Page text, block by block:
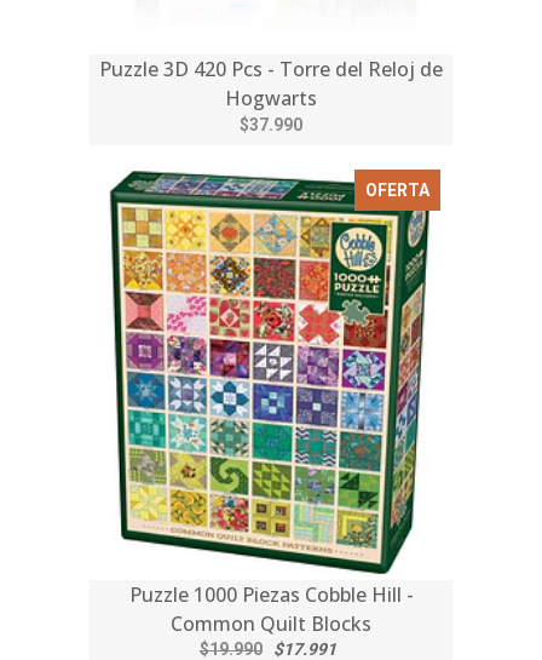
Puzzle 3D 420 Pcs - Torre del Reloj de
Hogwarts
$37.990
OFERTA
Puzzle 1000 Piezas Cobble Hill -
Common Quilt Blocks
$19.990 $17.991